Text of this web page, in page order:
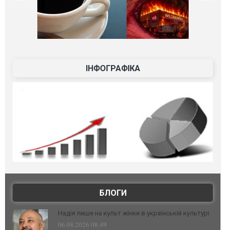
ІНФОГРАФІКА
БЛОГИ
Надія лише на культ жінки в українській культурі
06.08.2026 08:49